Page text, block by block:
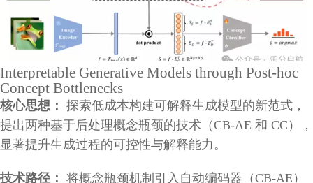
Interpretable Generative Models through Post-hoc
Concept Bottlenecks
核心思想： 探索低成本构建可解释生成模型的新范式，
提出两种基于后处理概念瓶颈的技术（CB-AE 和 CC），
显著提升生成过程的可控性与解释能力。
技术路径： 将概念瓶颈机制引入自动编码器（CB-AE）